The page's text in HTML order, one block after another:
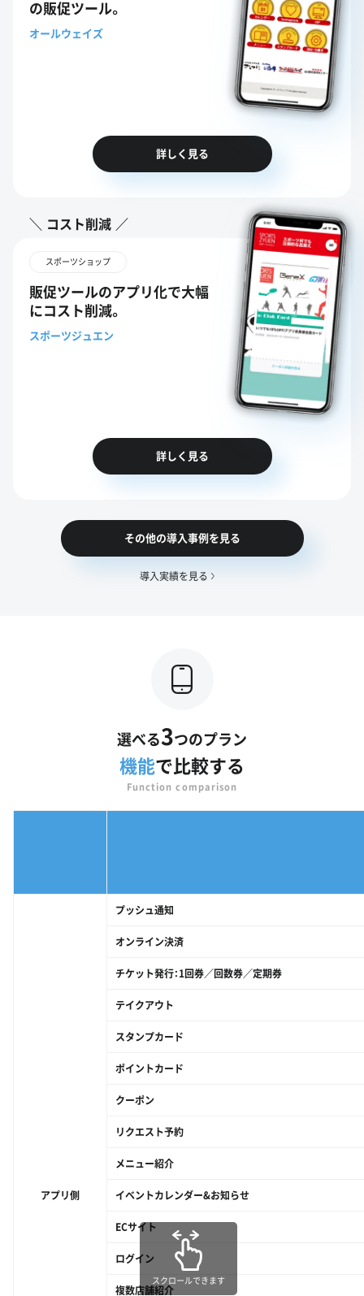
の販促ツール。
オールウェイズ
詳しく見る
コスト削減
スポーツショップ
販促ツールのアプリ化で大幅
にコスト削減。
スポーツジュエン
詳しく見る
その他の導入事例を見る
導入実績を見る
選べる3つのプラン
機能で比較する
Function comparison
アプリ側
プッシュ通知
オンライン決済
チケット発行：1回券／回数券／定期券
テイクアウト
スタンプカード
ポイントカード
クーポン
リクエスト予約
メニュー紹介
イベントカレンダー&お知らせ
ECサイト
ログイン
複数店舗紹介
スクロールできます